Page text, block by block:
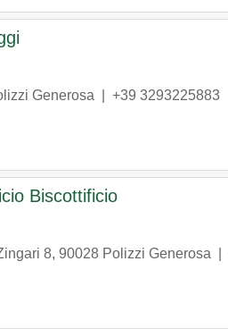
Generosa +39 3293225883
Biscottificio
8, 90028 Polizzi Generosa